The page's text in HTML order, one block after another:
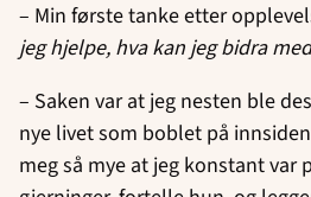
– Min første tanke etter
jeg hjelpe, hva kan jeg bidra
– Saken var at jeg nesten ble
nye livet som boblet på innsiden
meg så mye at jeg konstant var